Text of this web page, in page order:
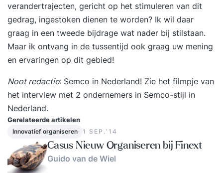
inhoudelijk programma vinden samen met
informatie over ons, onze werkwijze en
referenties. TrainingKorte sessies die praktisch
ingesteld zijn. Bij jou op locatie of bij ons, wat jij
het prettigst vindt. Van het drielandenpunt tot
Supertrainer voor je klaarstaan. Je krijgt een
hand-out en persoonlijk actieplan. Daarnaast mag
je gebruik blijven maken van ons, we
beantwoorden elke vraag voor je en je mag ons
altijd bellen. Ook bellen wij jou zo nu en dan eens
op om te vragen hoe het gaat. We willen namelijk
dat je blijvend tevreden bent met de training.
verandertrajecten, gericht op het stimuleren van dit
gedrag, ingestoken dienen te worden? Ik wil daar
graag in een tweede bijdrage wat nader bij stilstaan.
Maar ik ontvang in de tussentijd ook graag uw mening
en ervaringen op dit gebied!
Noot redactie: Semco in Nederland! Zie het filmpje van
het interview met 2 ondernemers in Semco-stijl in
Nederland.
Gerelateerde artikelen
Innovatief organiseren 1 SEP.‘14
Casus Nieuw Organiseren bij Finext
Guido van de Wiel